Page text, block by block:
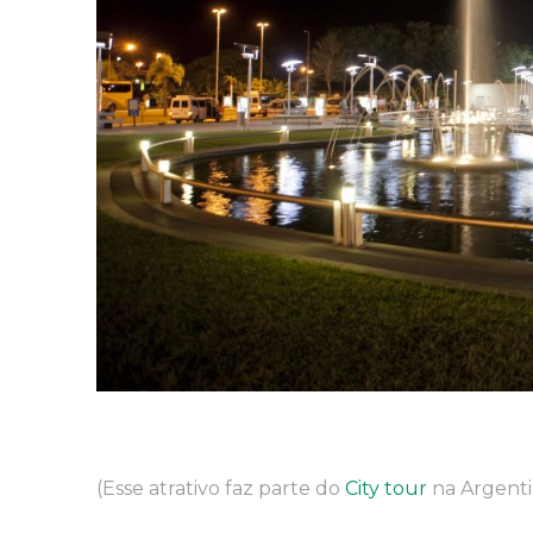
(Esse atrativo faz parte do City tourna